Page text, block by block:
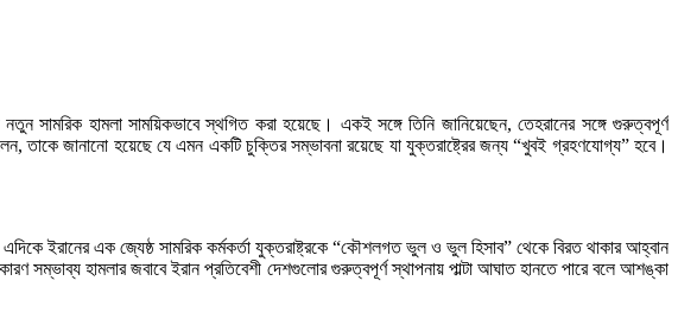
সামরিক হামলা সাময়িকভাবে স্থগিত করা হয়েছে। একই সঙ্গে তিনি জানিয়েছেন, তেহরানের সঙ্গে গুরুত্বপূর্ণ
তাকে জানানো হয়েছে যে এমন একটি চুক্তির সম্ভাবনা রয়েছে যা যুক্তরাষ্ট্রের জন্য “খুবই গ্রহণযোগ্য” হবে।
ইরানের এক জ্যেষ্ঠ সামরিক কর্মকর্তা যুক্তরাষ্ট্রকে “কৌশলগত ভুল ও ভুল হিসাব” থেকে বিরত থাকার আহ্বান
হামলার জবাবে ইরান প্রতিবেশী দেশগুলোর গুরুত্বপূর্ণ স্থাপনায় পাল্টা আঘাত হানতে পারে বলে আশঙ্কা